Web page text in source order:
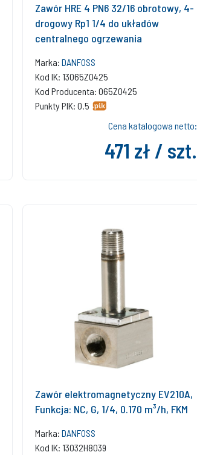
Zawór HRE 4 PN6 32/16 obrotowy, 4-
drogowy Rp1 1/4 do układów
centralnego ogrzewania
Marka: DANFOSS
Kod IK: 13065Z0425
Kod Producenta: 065Z0425
Punkty PIK: 0.5
Cena katalogowa netto:
471 zł / szt.
Zawór elektromagnetyczny EV210A,
Funkcja: NC, G, 1/4, 0.170 m³/h, FKM
Marka: DANFOSS
Kod IK: 13032H8039